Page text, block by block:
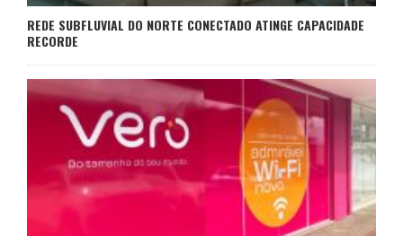
REDE SUBFLUVIAL DO NORTE CONECTADO ATINGE CAPACIDADE
RECORDE